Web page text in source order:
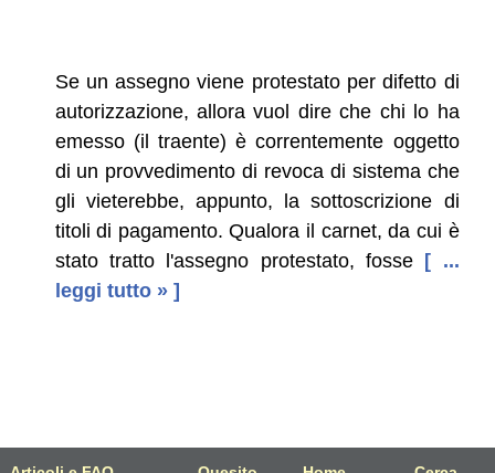
Se un assegno viene protestato per difetto di
autorizzazione, allora vuol dire che chi lo ha
emesso (il traente) è correntemente oggetto
di un provvedimento di revoca di sistema che
gli vieterebbe, appunto, la sottoscrizione di
titoli di pagamento. Qualora il carnet, da cui è
stato tratto l'assegno protestato, fosse [ ...
leggi tutto » ]